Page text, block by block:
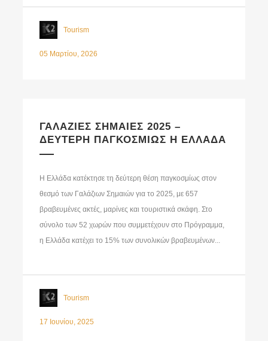
Tourism
05 Μαρτίου, 2026
ΓΑΛΑΖΙΕΣ ΣΗΜΑΙΕΣ 2025 –
ΔΕΥΤΕΡΗ ΠΑΓΚΟΣΜΙΩΣ Η ΕΛΛΑΔΑ
Η Ελλάδα κατέκτησε τη δεύτερη θέση παγκοσμίως στον
θεσμό των Γαλάζιων Σημαιών για το 2025, με 657
βραβευμένες ακτές, μαρίνες και τουριστικά σκάφη. Στο
σύνολο των 52 χωρών που συμμετέχουν στο Πρόγραμμα,
η Ελλάδα κατέχει το 15% των συνολικών βραβευμένων...
Tourism
17 Ιουνίου, 2025